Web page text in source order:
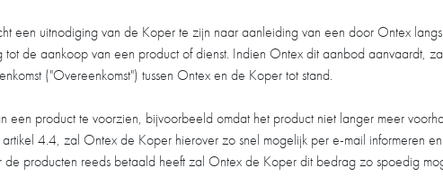
een uitnodiging van de Koper te zijn naar aanleiding van een door Ontex
tot de aankoop van een product of dienst. Indien Ontex dit aanbod aanvaardt,
("Overeenkomst") tussen Ontex en de Koper tot stand.
een product te voorzien, bijvoorbeeld omdat het product niet langer meer
4.4, zal Ontex de Koper hierover zo snel mogelijk per e-mail informeren
producten reeds betaald heeft zal Ontex de Koper dit bedrag zo spoedig